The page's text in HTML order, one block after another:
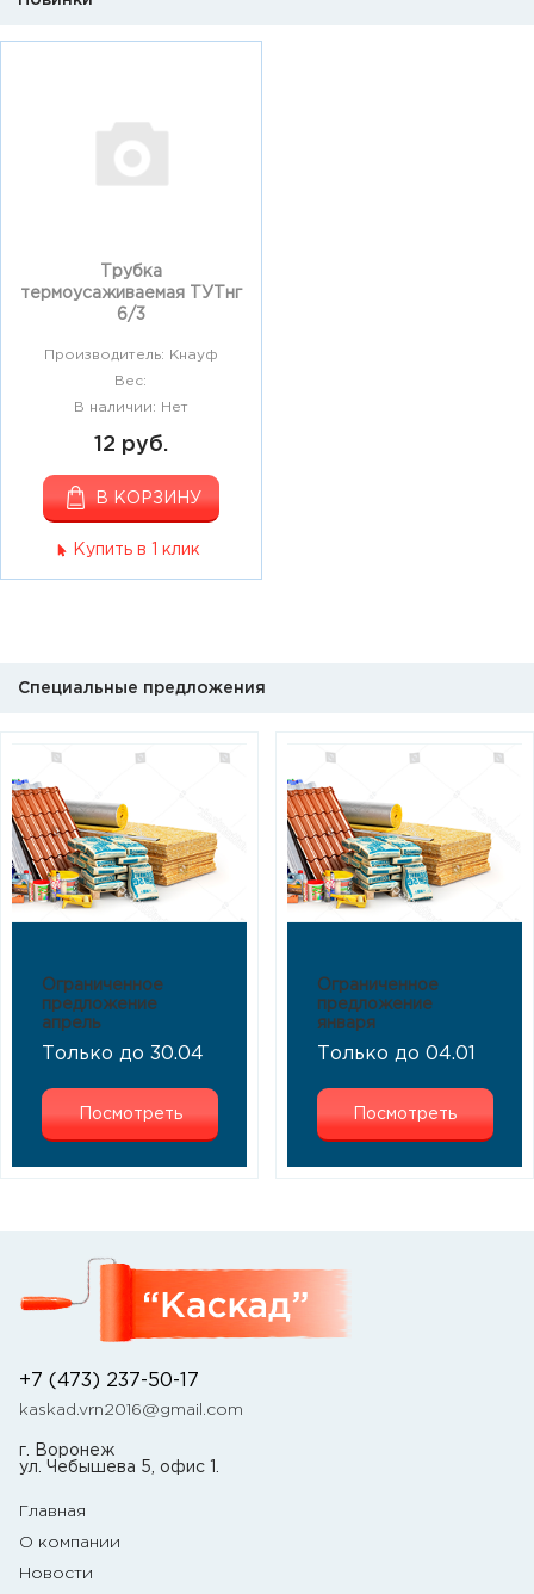
Трубка
термоусаживаемая ТУТнг
6/3
Производитель: Кнауф
Вес:
В наличии: Нет
12 руб.
В КОРЗИНУ
Купить в 1 клик
Специальные предложения
Ограниченное
предложение
апрель
Только до 30.04
Посмотреть
Ограниченное
предложение
января
Только до 04.01
Посмотреть
+7 (473) 237-50-17
kaskad.vrn2016@gmail.com
г. Воронеж
ул. Чебышева 5, офис 1.
Главная
О компании
Новости